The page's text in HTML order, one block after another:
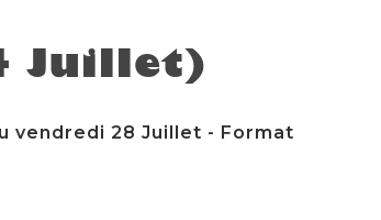
Juillet)
vendredi 28 Juillet - Format